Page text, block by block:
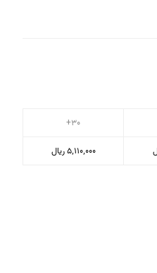
30+
5٬110٬000 ریال